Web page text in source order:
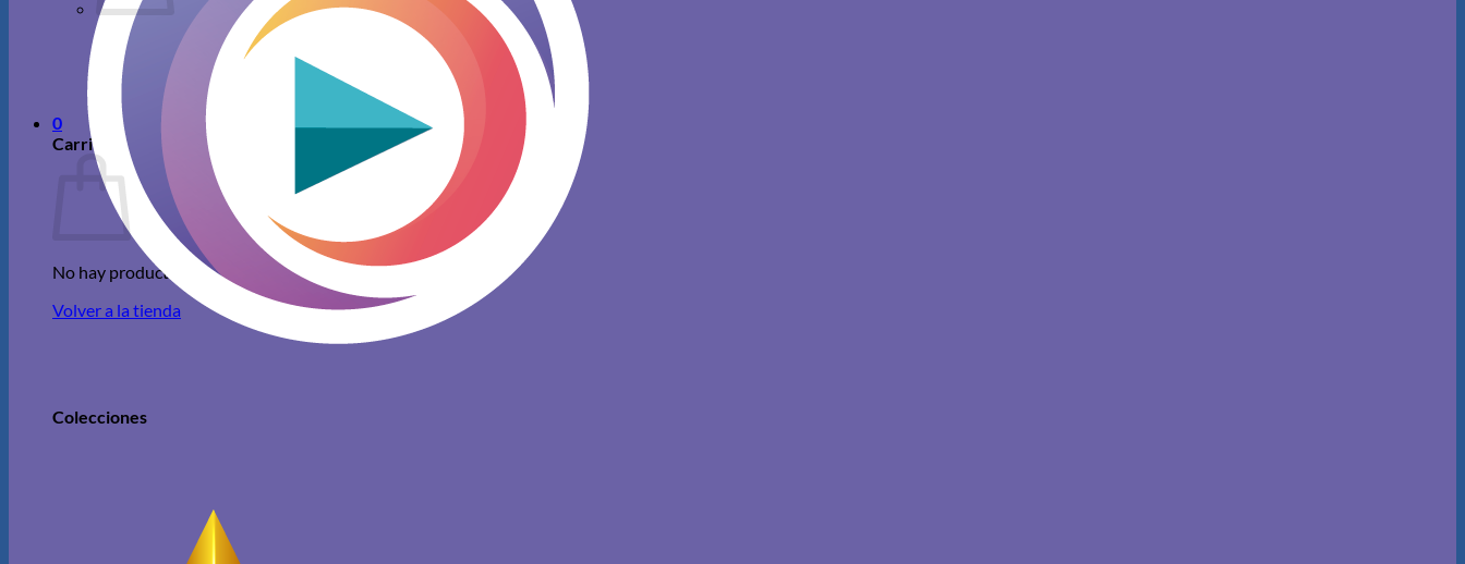
No hay productos en el carrito.
Volver a la tienda
0
Carrito
No hay productos en el carrito.
Volver a la tienda
Colecciones